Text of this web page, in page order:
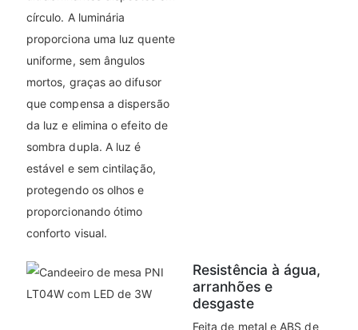
círculo. A luminária
proporciona uma luz quente
uniforme, sem ângulos
mortos, graças ao difusor
que compensa a dispersão
da luz e elimina o efeito de
sombra dupla. A luz é
estável e sem cintilação,
protegendo os olhos e
proporcionando ótimo
conforto visual.
Resistência à água,
arranhões e
desgaste
Feita de metal e ABS de